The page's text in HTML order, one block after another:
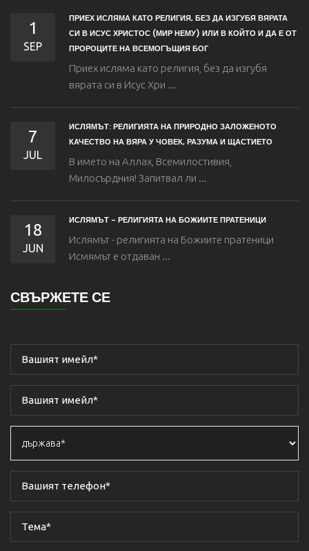
1
SEP
ПРИЕХ ИСЛЯМА КАТО РЕЛИГИЯ, БЕЗ ДА ИЗГУБЯ ВЯРАТА
СИ В ИСУС ХРИСТОС (МИР НЕМУ) ИЛИ В КОЙТО И ДА Е ОТ
ПРОРОЦИТЕ НА ВСЕМОГЪЩИЯ БОГ
Приех исляма като религия, без да изгубя
вярата си в Исус Хри ...
7
JUL
ИСЛЯМЪТ: РЕЛИГИЯТА НА ПРИРОДНО ЗАЛОЖЕНОТО
КАЧЕСТВО НА ВЯРА У ЧОВЕК, РАЗУМА И ЩАСТИЕТО
В името на Аллах, Всемилостивия,
Милосърдния! Запитвал ли ...
18
JUN
ИСЛЯМЪТ - РЕЛИГИЯТА НА БОЖИИТЕ ПРАТЕНИЦИ
Ислямът - религията на Божиите пратеници
Исмямът е отдаван ...
СВЪРЖЕТЕ СЕ